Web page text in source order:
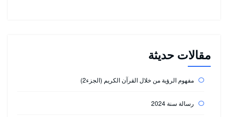
مقالات حديثة
مفهوم الرؤية من خلال القرآن الكريم (الجزء2)
رسالة سنة 2024